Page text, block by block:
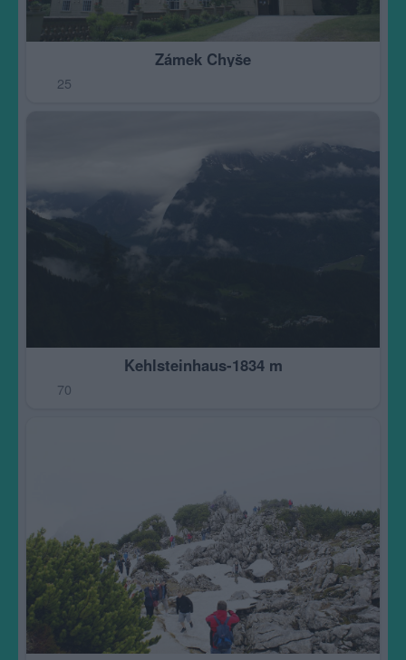
Zámek Chyše
25
Kehlsteinhaus-1834 m
70